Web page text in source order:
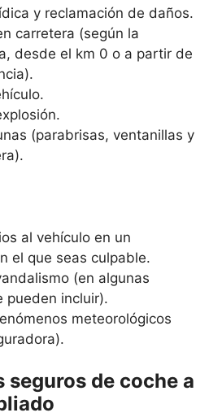
y reclamación de daños.
carretera (según la
desde el km 0 o a partir de
(parabrisas, ventanillas y
al vehículo en un
el que seas culpable.
(en algunas
pueden incluir).
meteorológicos
seguros de coche a